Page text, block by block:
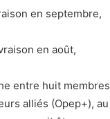
en septembre,
en août,
entre huit membres
alliés (Opep+), au